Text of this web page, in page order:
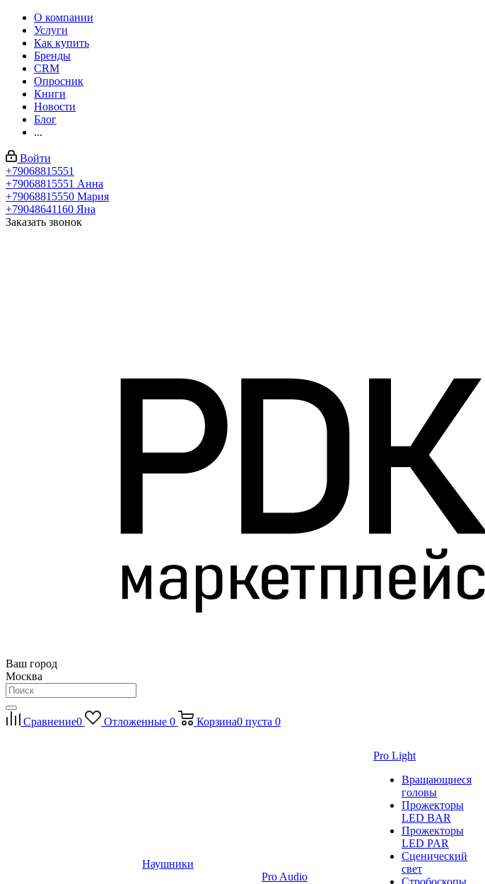
О компании
Услуги
Как купить
Бренды
CRM
Опросник
Книги
Новости
Блог
...
Войти
+79068815551
+79068815551 Анна
+79068815550 Мария
+79048641160 Яна
Заказать звонок
Ваш город
Москва
Сравнение0 Отложенные 0 Корзина0 пуста 0
Наушники
Pro Audio
Pro Light
Вращающиеся
головы
Прожекторы
LED BAR
Прожекторы
LED PAR
Сценический
свет
Стробоскопы